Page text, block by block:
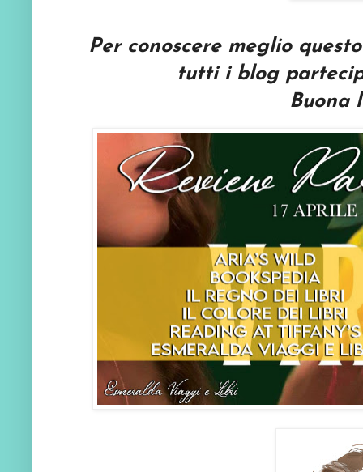
Per conoscere meglio
tutti i blog
Buona